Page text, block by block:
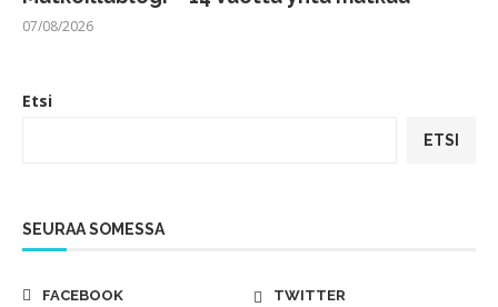
07/08/2026
Etsi
ETSI
SEURAA SOMESSA
FACEBOOK
TWITTER